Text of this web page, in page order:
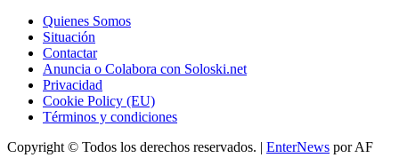
Quienes Somos
Situación
Contactar
Anuncia o Colabora con Soloski.net
Privacidad
Cookie Policy (EU)
Términos y condiciones
Copyright © Todos los derechos reservados. | EnterNews por AF